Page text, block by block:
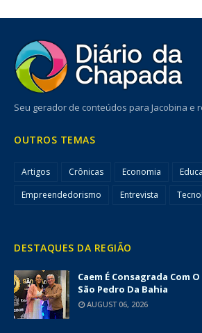
Seu gerador de conteúdos para Jacobina e
OUTROS TEMAS
Artigos Crônicas Economia
Empreendedorismo
Entrevista
DESTAQUES DA REGIÃO
Caem É Consagrada Com
São Pedro Da Bahia
AUGUST 06, 2026